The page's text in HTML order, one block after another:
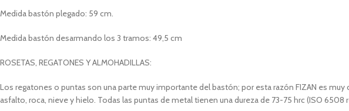
Medida bastón plegado: 59 cm.
Medida bastón desarmando los 3 tramos: 49,5 cm
ROSETAS, REGATONES Y ALMOHADILLAS:
Los regatones o puntas son una parte muy importante del bastón; por esta razón FIZAN es
asfalto, roca, nieve y hielo. Todas las puntas de metal tienen una dureza de 73-75 hrc (ISO 6508